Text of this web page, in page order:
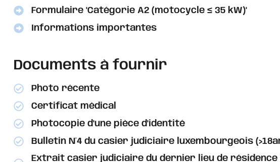
Formulaire 'Catégorie A2 (motocycle ≤ 35 kW)'
Informations importantes
Documents à fournir
Photo récente​
Certificat médical​
Photocopie d'une pièce d'identité
Bulletin N°4 du casier judiciaire luxembourgeois
Extrait casier judiciaire du dernier lieu de